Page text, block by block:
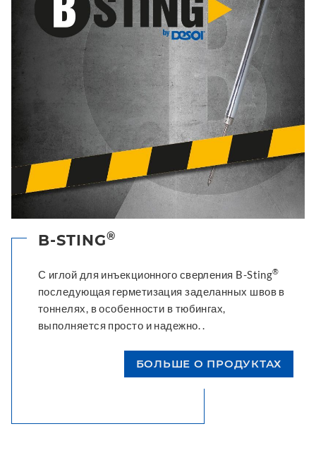
B-STING®
С иглой для инъекционного сверления B-Sting®
последующая герметизация заделанных швов в
тоннелях, в особенности в тюбингах,
выполняется просто и надежно. .
БОЛЬШЕ О ПРОДУКТАХ